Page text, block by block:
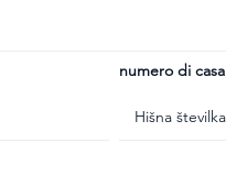
numero di casa